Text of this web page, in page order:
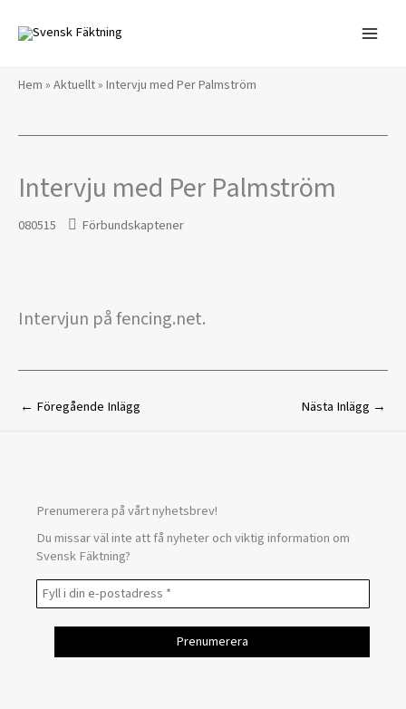
innehåll
Hem » Aktuellt» Intervju med Per Palmström
Intervju med Per Palmström
080515 Förbundskaptener
Intervjun på fencing.net.
← Föregående Inlägg Nästa Inlägg →
Prenumerera på vårt nyhetsbrev!
Du missar väl inte att få nyheter och viktig information om
Svensk Fäktning?